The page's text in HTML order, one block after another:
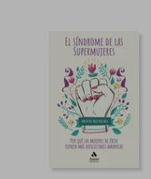
45%
dcto.